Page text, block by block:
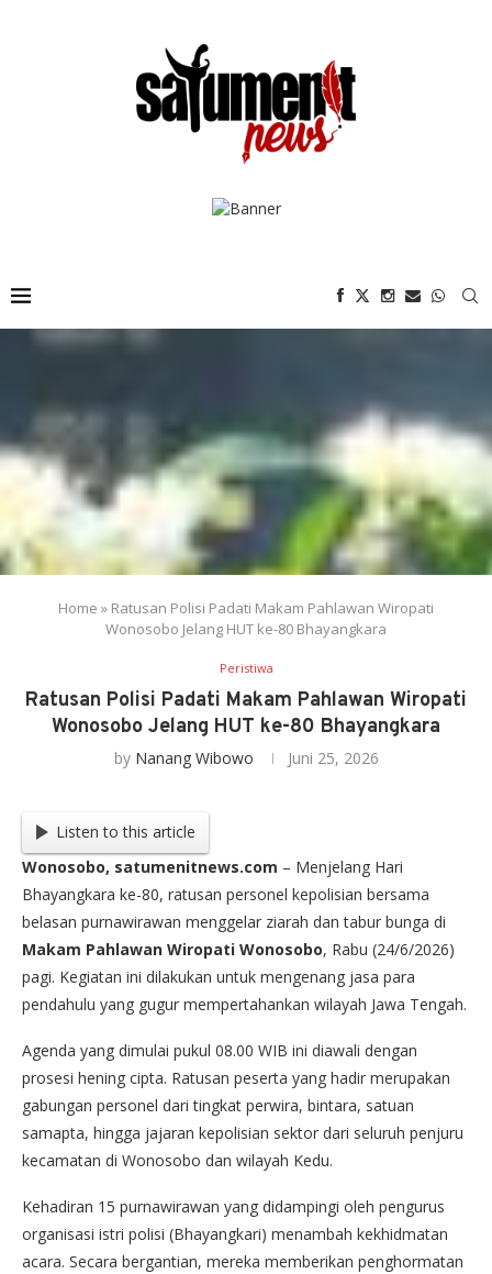
Home » Ratusan Polisi Padati Makam Pahlawan Wiropati
Wonosobo Jelang HUT ke-80 Bhayangkara
Peristiwa
Ratusan Polisi Padati Makam Pahlawan Wiropati
Wonosobo Jelang HUT ke-80 Bhayangkara
by Nanang Wibowo Juni 25, 2026
Listen to this article
Wonosobo, satumenitnews.com – Menjelang Hari
Bhayangkara ke-80, ratusan personel kepolisian bersama
belasan purnawirawan menggelar ziarah dan tabur bunga di
Makam Pahlawan Wiropati Wonosobo, Rabu (24/6/2026)
pagi. Kegiatan ini dilakukan untuk mengenang jasa para
pendahulu yang gugur mempertahankan wilayah Jawa Tengah.
Agenda yang dimulai pukul 08.00 WIB ini diawali dengan
prosesi hening cipta. Ratusan peserta yang hadir merupakan
gabungan personel dari tingkat perwira, bintara, satuan
samapta, hingga jajaran kepolisian sektor dari seluruh penjuru
kecamatan di Wonosobo dan wilayah Kedu.
Kehadiran 15 purnawirawan yang didampingi oleh pengurus
organisasi istri polisi (Bhayangkari) menambah kekhidmatan
acara. Secara bergantian, mereka memberikan penghormatan